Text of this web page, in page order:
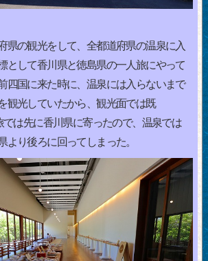
県の観光をして、全都道府県の温泉に入
として香川県と徳島県の一人旅にやって
四国に来た時に、温泉には入らないまで
観光していたから、観光面では既
では先に香川県に寄ったので、温泉では
より後ろに回ってしまった。